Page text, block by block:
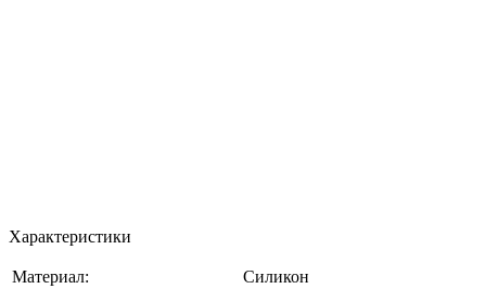
Характеристики
Материал:
Силикон